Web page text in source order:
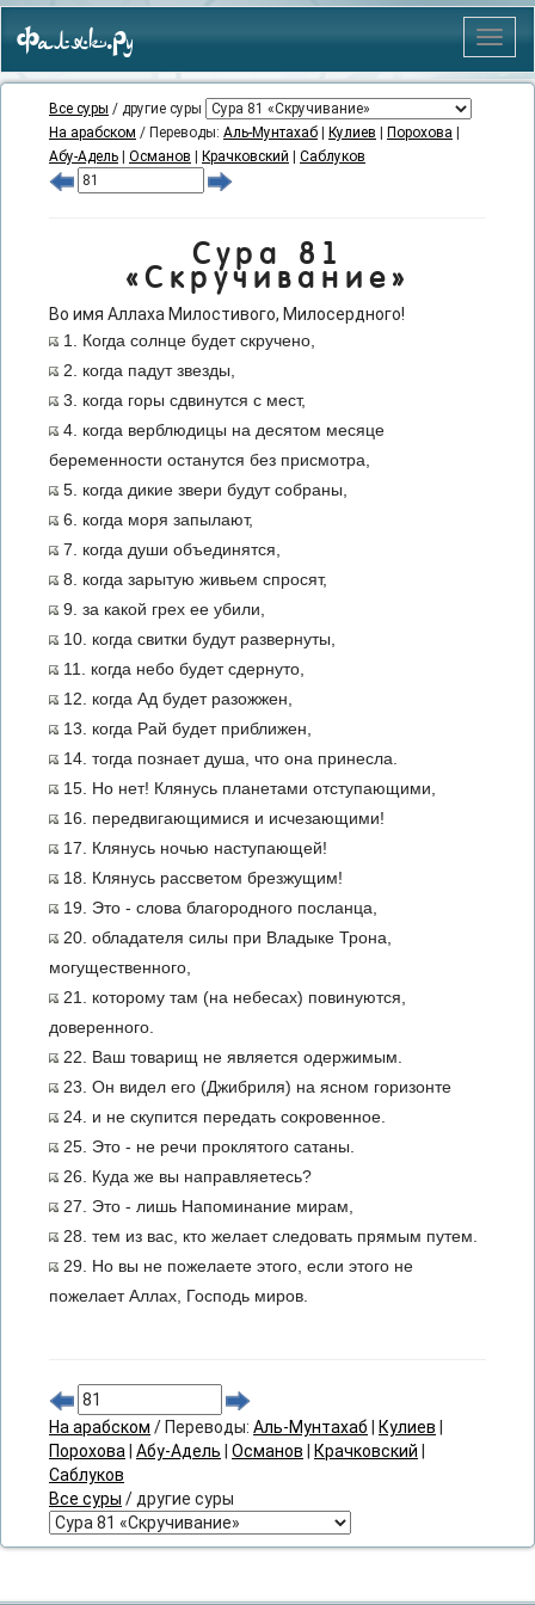
Меню
Фаляк.Ру
Все суры / другие суры
На арабском / Переводы: Аль-Мунтахаб Кулиев Порохова
Абу-Адель
Османов Крачковский Саблуков
Сура 81
«Скручивание»
Во имя Аллаха Милостивого, Милосердного!
1. Когда солнце будет скручено,
2. когда падут звезды,
3. когда горы сдвинутся с мест,
4. когда верблюдицы на десятом месяце
беременности останутся без присмотра,
5. когда дикие звери будут собраны,
6. когда моря запылают,
7. когда души объединятся,
8. когда зарытую живьем спросят,
9. за какой грех ее убили,
10. когда свитки будут развернуты,
11. когда небо будет сдернуто,
12. когда Ад будет разожжен,
13. когда Рай будет приближен,
14. тогда познает душа, что она принесла.
15. Но нет! Клянусь планетами отступающими,
16. передвигающимися и исчезающими!
17. Клянусь ночью наступающей!
18. Клянусь рассветом брезжущим!
19. Это - слова благородного посланца,
20. обладателя силы при Владыке Трона,
могущественного,
21. которому там (на небесах) повинуются,
доверенного.
22. Ваш товарищ не является одержимым.
23. Он видел его (Джибриля) на ясном горизонте
24. и не скупится передать сокровенное.
25. Это - не речи проклятого сатаны.
26. Куда же вы направляетесь?
27. Это - лишь Напоминание мирам,
28. тем из вас, кто желает следовать прямым путем.
29. Но вы не пожелаете этого, если этого не
пожелает Аллах, Господь миров.
На арабском / Переводы: Аль-Мунтахаб Кулиев
Порохова
Абу-Адель Османов Крачковский
Саблуков
Все суры / другие суры